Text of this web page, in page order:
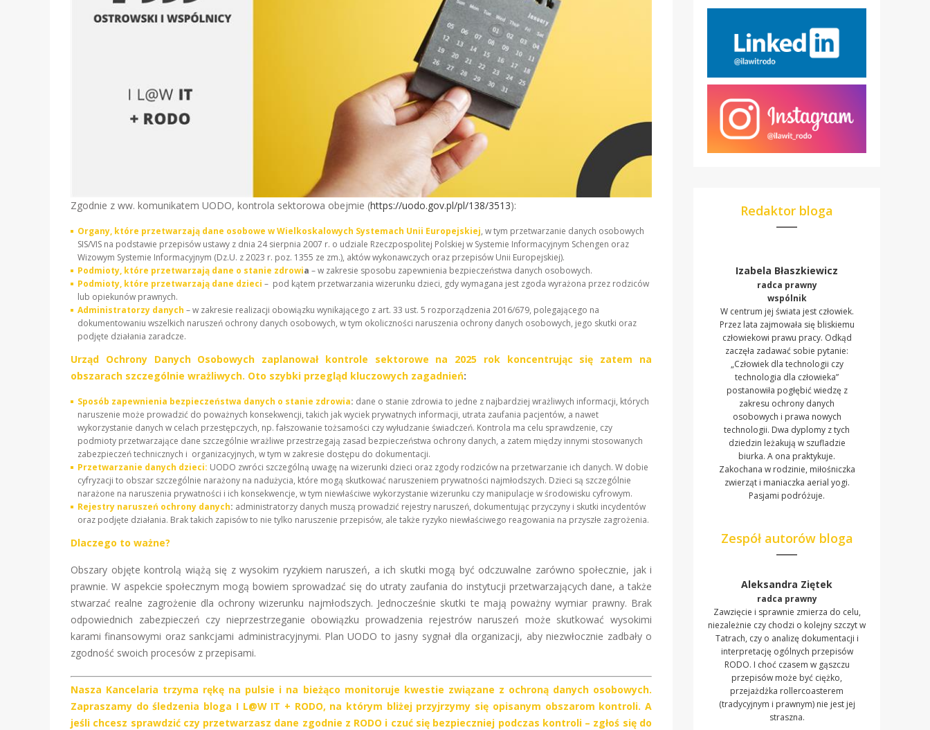
Zgodnie z ww. komunikatem UODO, kontrola sektorowa obejmie (https://uodo.gov.pl/pl/138/3513):
Organy, które przetwarzają dane osobowe w Wielkoskalowych Systemach Unii Europejskiej, w tym przetwarzanie danych osobowych
SIS/VIS na podstawie przepisów ustawy z dnia 24 sierpnia 2007 r. o udziale Rzeczpospolitej Polskiej w Systemie Informacyjnym Schengen oraz
Wizowym Systemie Informacyjnym (Dz.U. z 2023 r. poz. 1355 ze zm.), aktów wykonawczych oraz przepisów Unii Europejskiej).
Podmioty, które przetwarzają dane o stanie zdrowia – w zakresie sposobu zapewnienia bezpieczeństwa danych osobowych.
Podmioty, które przetwarzają dane dzieci – pod kątem przetwarzania wizerunku dzieci, gdy wymagana jest zgoda wyrażona przez rodziców
lub opiekunów prawnych.
Administratorzy danych – w zakresie realizacji obowiązku wynikającego z art. 33 ust. 5 rozporządzenia 2016/679, polegającego na
dokumentowaniu wszelkich naruszeń ochrony danych osobowych, w tym okoliczności naruszenia ochrony danych osobowych, jego skutki oraz
podjęte działania zaradcze.
Urząd Ochrony Danych Osobowych zaplanował kontrole sektorowe na 2025 rok koncentrując się zatem na
obszarach szczególnie wrażliwych. Oto szybki przegląd kluczowych zagadnień:
Sposób zapewnienia bezpieczeństwa danych o stanie zdrowia: dane o stanie zdrowia to jedne z najbardziej wrażliwych informacji, których
naruszenie może prowadzić do poważnych konsekwencji, takich jak wyciek prywatnych informacji, utrata zaufania pacjentów, a nawet
wykorzystanie danych w celach przestępczych, np. fałszowanie tożsamości czy wyłudzanie świadczeń. Kontrola ma celu sprawdzenie, czy
podmioty przetwarzające dane szczególnie wrażliwe przestrzegają zasad bezpieczeństwa ochrony danych, a zatem między innymi stosowanych
zabezpieczeń technicznych i organizacyjnych, w tym w zakresie dostępu do dokumentacji.
Przetwarzanie danych dzieci: UODO zwróci szczególną uwagę na wizerunki dzieci oraz zgody rodziców na przetwarzanie ich danych. W dobie
cyfryzacji to obszar szczególnie narażony na nadużycia, które mogą skutkować naruszeniem prywatności najmłodszych. Dzieci są szczególnie
narażone na naruszenia prywatności i ich konsekwencje, w tym niewłaściwe wykorzystanie wizerunku czy manipulacje w środowisku cyfrowym.
Rejestry naruszeń ochrony danych: administratorzy danych muszą prowadzić rejestry naruszeń, dokumentując przyczyny i skutki incydentów
oraz podjęte działania. Brak takich zapisów to nie tylko naruszenie przepisów, ale także ryzyko niewłaściwego reagowania na przyszłe zagrożenia.
Dlaczego to ważne?
Obszary objęte kontrolą wiążą się z wysokim ryzykiem naruszeń, a ich skutki mogą być odczuwalne zarówno społecznie, jak i
prawnie. W aspekcie społecznym mogą bowiem sprowadzać się do utraty zaufania do instytucji przetwarzających dane, a także
stwarzać realne zagrożenie dla ochrony wizerunku najmłodszych. Jednocześnie skutki te mają poważny wymiar prawny. Brak
odpowiednich zabezpieczeń czy nieprzestrzeganie obowiązku prowadzenia rejestrów naruszeń może skutkować wysokimi
karami finansowymi oraz sankcjami administracyjnymi. Plan UODO to jasny sygnał dla organizacji, aby niezwłocznie zadbały o
zgodność swoich procesów z przepisami.
Nasza Kancelaria trzyma rękę na pulsie i na bieżąco monitoruje kwestie związane z ochroną danych osobowych.
Zapraszamy do śledzenia bloga I L@W IT + RODO, na którym bliżej przyjrzymy się opisanym obszarom kontroli. A
jeśli chcesz sprawdzić czy przetwarzasz dane zgodnie z RODO i czuć się bezpieczniej podczas kontroli – zgłoś się do
Redaktor bloga
Izabela Błaszkiewicz
radca prawny
wspólnik
W centrum jej świata jest człowiek.
Przez lata zajmowała się bliskiemu
człowiekowi prawu pracy. Odkąd
zaczęła zadawać sobie pytanie:
„Człowiek dla technologii czy
technologia dla człowieka”
postanowiła pogłębić wiedzę z
zakresu ochrony danych
osobowych i prawa nowych
technologii. Dwa dyplomy z tych
dziedzin leżakują w szufladzie
biurka. A ona praktykuje.
Zakochana w rodzinie, miłośniczka
zwierząt i maniaczka aerial yogi.
Pasjami podróżuje.
Zespół autorów bloga
Aleksandra Ziętek
radca prawny
Zawzięcie i sprawnie zmierza do celu,
niezależnie czy chodzi o kolejny szczyt w
Tatrach, czy o analizę dokumentacji i
interpretację ogólnych przepisów
RODO. I choć czasem w gąszczu
przepisów może być ciężko,
przejażdżka rollercoasterem
(tradycyjnym i prawnym) nie jest jej
straszna.